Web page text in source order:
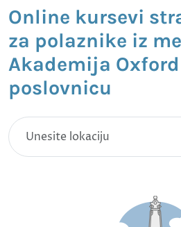
Online kursevi
za polaznike iz
Akademija
poslovnicu